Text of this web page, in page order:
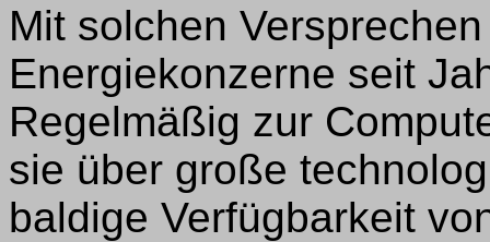
Mit solchen
Energiekonzerne seit
Regelmäßig zur
sie über große
baldige Verfügbarkeit